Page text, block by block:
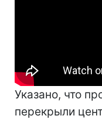
Указано, что
перекрыли